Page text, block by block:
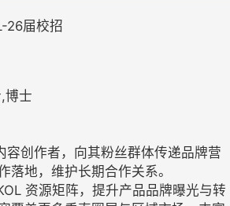
26届校招
博士
容创作者，向其粉丝群体传递品牌营
落地，维护长期合作关系。
资源矩阵，提升产品品牌曝光与转